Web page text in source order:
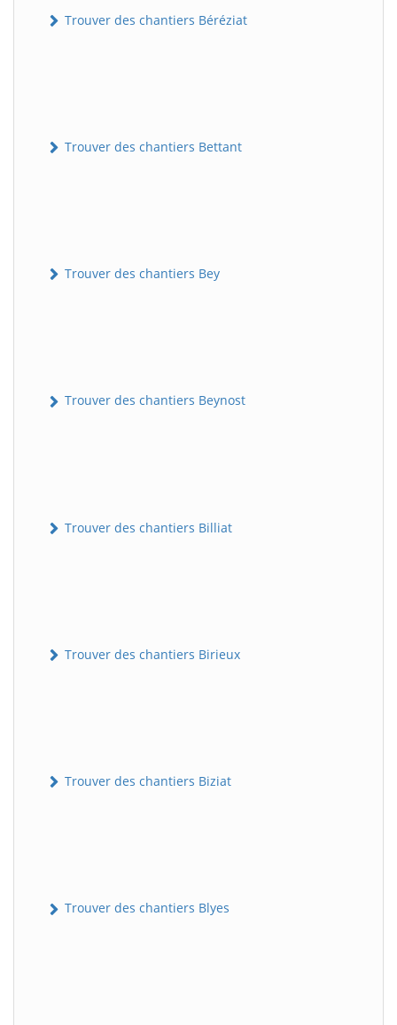
Trouver des chantiers Béréziat
Trouver des chantiers Bettant
Trouver des chantiers Bey
Trouver des chantiers Beynost
Trouver des chantiers Billiat
Trouver des chantiers Birieux
Trouver des chantiers Biziat
Trouver des chantiers Blyes